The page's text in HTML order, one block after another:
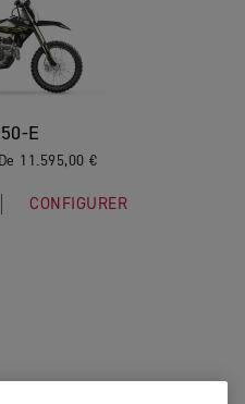
E
11.595,00 €
CONFIGURER